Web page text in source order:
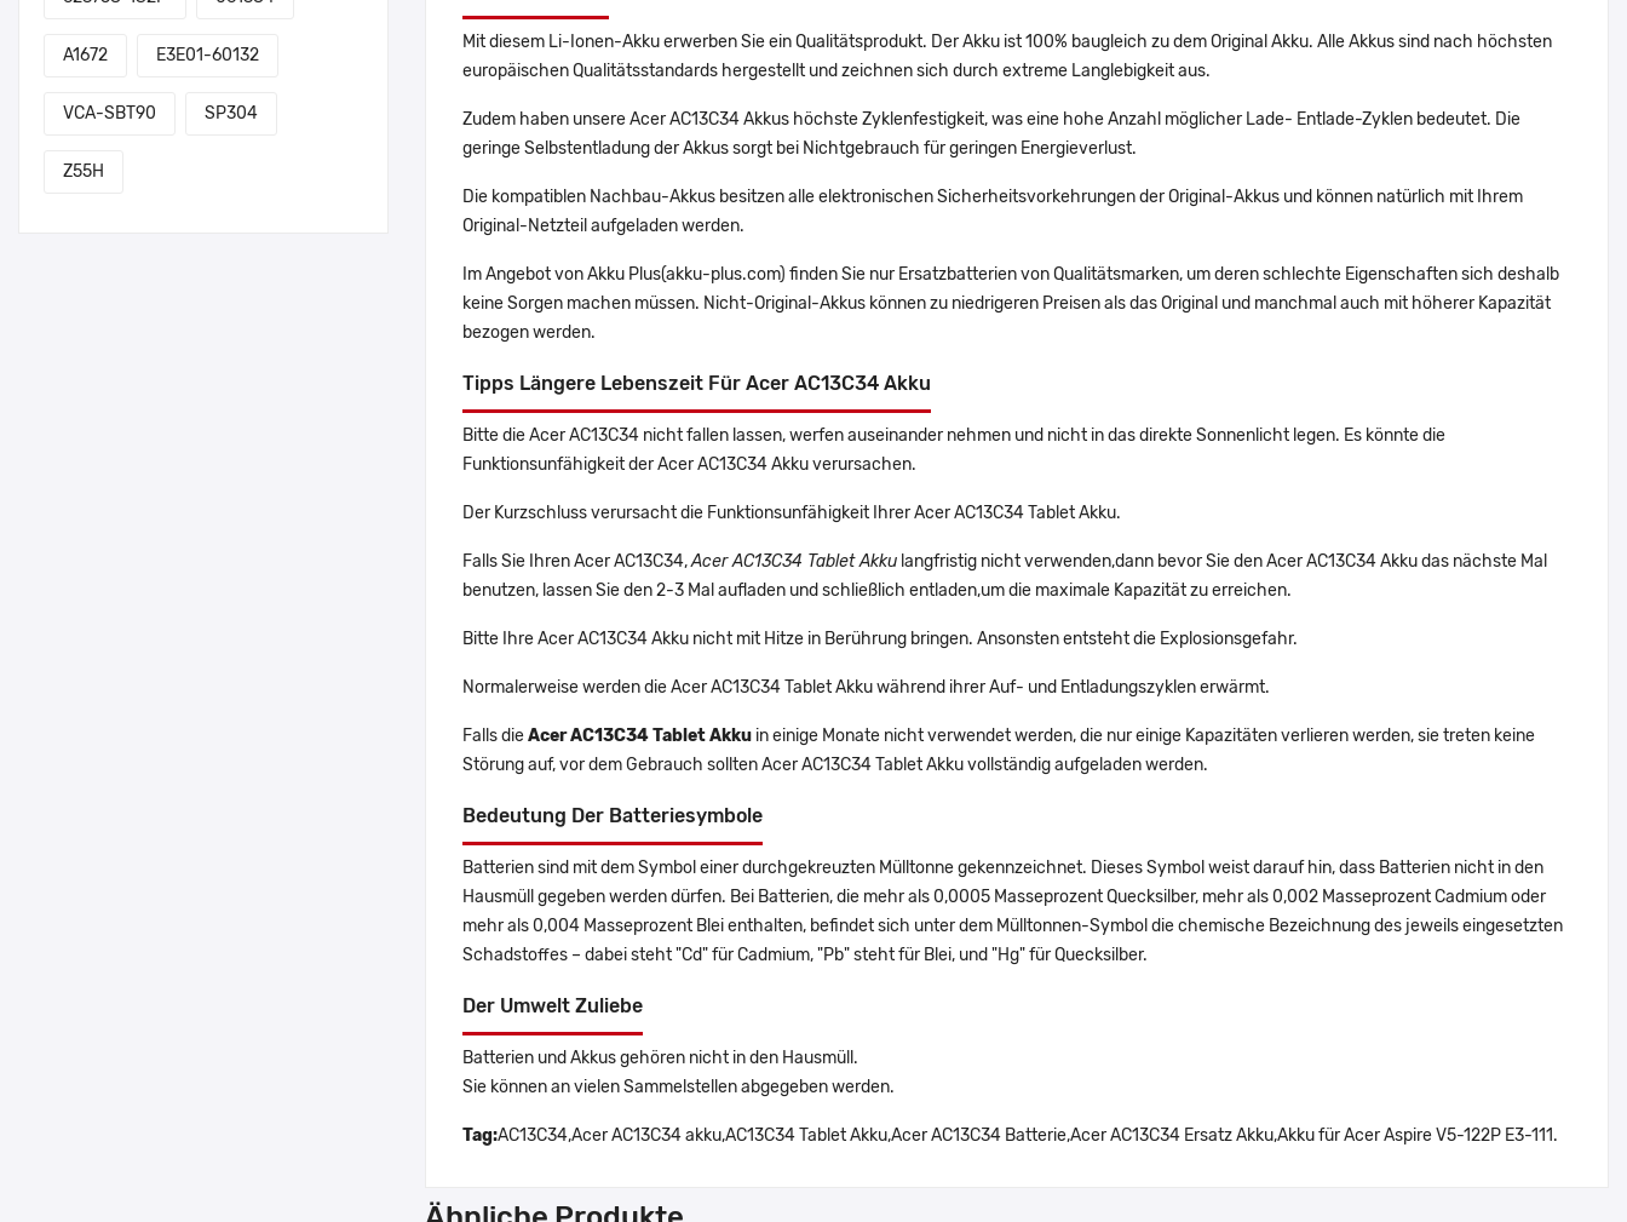
A1672 E3E01-60132
VCA-SBT90 SP304
Z55H
Mit diesem Li-Ionen-Akku erwerben Sie ein Qualitätsprodukt. Der Akku ist 100% baugleich zu dem Original Akku. Alle Akkus sind nach höchsten
europäischen Qualitätsstandards hergestellt und zeichnen sich durch extreme Langlebigkeit aus.
Zudem haben unsere Acer AC13C34 Akkus höchste Zyklenfestigkeit, was eine hohe Anzahl möglicher Lade- Entlade-Zyklen bedeutet. Die
geringe Selbstentladung der Akkus sorgt bei Nichtgebrauch für geringen Energieverlust.
Die kompatiblen Nachbau-Akkus besitzen alle elektronischen Sicherheitsvorkehrungen der Original-Akkus und können natürlich mit Ihrem
Original-Netzteil aufgeladen werden.
Im Angebot von Akku Plus(akku-plus.com) finden Sie nur Ersatzbatterien von Qualitätsmarken, um deren schlechte Eigenschaften sich deshalb
keine Sorgen machen müssen. Nicht-Original-Akkus können zu niedrigeren Preisen als das Original und manchmal auch mit höherer Kapazität
bezogen werden.
Tipps Längere Lebenszeit Für Acer AC13C34 Akku
Bitte die Acer AC13C34 nicht fallen lassen, werfen auseinander nehmen und nicht in das direkte Sonnenlicht legen. Es könnte die
Funktionsunfähigkeit der Acer AC13C34 Akku verursachen.
Der Kurzschluss verursacht die Funktionsunfähigkeit Ihrer Acer AC13C34 Tablet Akku.
Falls Sie Ihren Acer AC13C34,Acer AC13C34 Tablet Akku langfristig nicht verwenden,dann bevor Sie den Acer AC13C34 Akku das nächste Mal
benutzen, lassen Sie den 2-3 Mal aufladen und schließlich entladen,um die maximale Kapazität zu erreichen.
Bitte Ihre Acer AC13C34 Akku nicht mit Hitze in Berührung bringen. Ansonsten entsteht die Explosionsgefahr.
Normalerweise werden die Acer AC13C34 Tablet Akku während ihrer Auf- und Entladungszyklen erwärmt.
Falls dieAcer AC13C34 Tablet Akku in einige Monate nicht verwendet werden, die nur einige Kapazitäten verlieren werden, sie treten keine
Störung auf, vor dem Gebrauch sollten Acer AC13C34 Tablet Akku vollständig aufgeladen werden.
Bedeutung Der Batteriesymbole
Batterien sind mit dem Symbol einer durchgekreuzten Mülltonne gekennzeichnet. Dieses Symbol weist darauf hin, dass Batterien nicht in den
Hausmüll gegeben werden dürfen. Bei Batterien, die mehr als 0,0005 Masseprozent Quecksilber, mehr als 0,002 Masseprozent Cadmium oder
mehr als 0,004 Masseprozent Blei enthalten, befindet sich unter dem Mülltonnen-Symbol die chemische Bezeichnung des jeweils eingesetzten
Schadstoffes – dabei steht "Cd" für Cadmium, "Pb" steht für Blei, und "Hg" für Quecksilber.
Der Umwelt Zuliebe
Batterien und Akkus gehören nicht in den Hausmüll.
Sie können an vielen Sammelstellen abgegeben werden.
Tag:AC13C34,Acer AC13C34 akku,AC13C34 Tablet Akku,Acer AC13C34 Batterie,Acer AC13C34 Ersatz Akku,Akku für Acer Aspire V5-122P E3-111.